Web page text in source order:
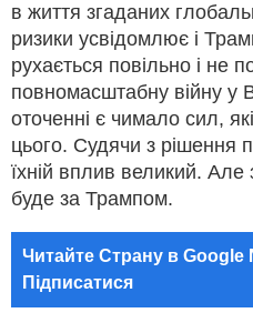
в життя згаданих
ризики усвідомлює і
рухається повільно і не
повномасштабну війну у
оточенні є чимало сил,
цього. Судячи з рішення
їхній вплив великий.
буде за Трампом.
Читайте Страну в Google
Підписатися